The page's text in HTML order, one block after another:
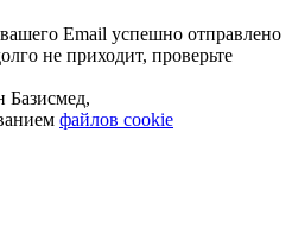
Email успешно отправлено
не приходит, проверьте
Базисмед,
файлов cookie